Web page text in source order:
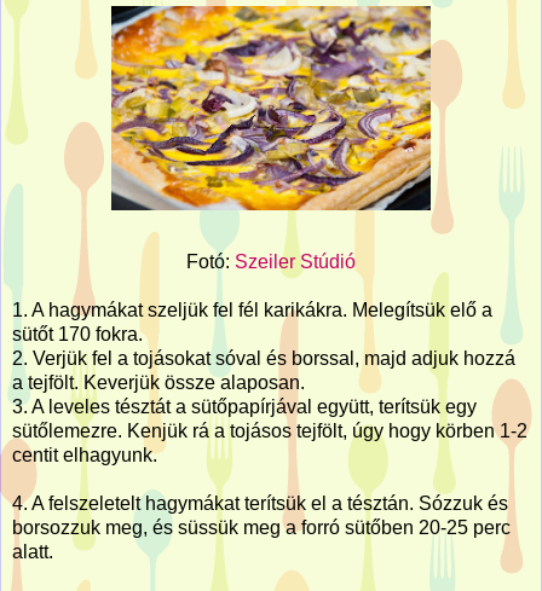
Fotó: Szeiler Stúdió
1. A hagymákat szeljük fel fél karikákra. Melegítsük elő a
sütőt 170 fokra.
2. Verjük fel a tojásokat sóval és borssal, majd adjuk hozzá
a tejfölt. Keverjük össze alaposan.
3. A leveles tésztát a sütőpapírjával együtt, terítsük egy
sütőlemezre. Kenjük rá a tojásos tejfölt, úgy hogy körben 1-2
centit elhagyunk.
4. A felszeletelt hagymákat terítsük el a tésztán. Sózzuk és
borsozzuk meg, és süssük meg a forró sütőben 20-25 perc
alatt.